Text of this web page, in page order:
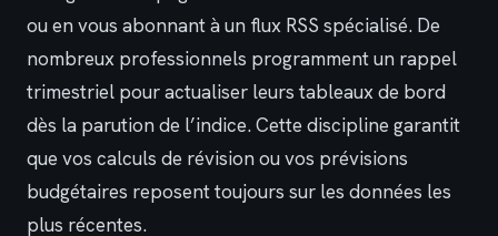
ou en vous abonnant à un flux RSS spécialisé. De
nombreux professionnels programment un rappel
trimestriel pour actualiser leurs tableaux de bord
dès la parution de l’indice. Cette discipline garantit
que vos calculs de révision ou vos prévisions
budgétaires reposent toujours sur les données les
plus récentes.